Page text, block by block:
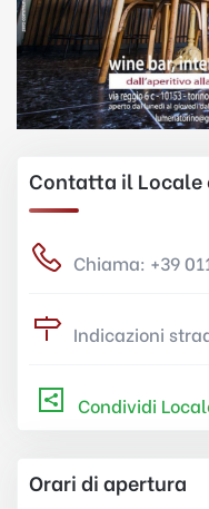
Contatta il Locale
Chiama: +39
Indicazioni
Condividi
Orari di apertura